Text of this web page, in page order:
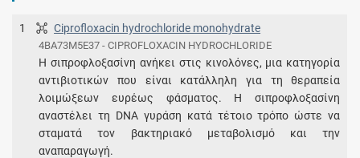
1 Ciprofloxacin hydrochloride monohydrate
4BA73M5E37 - CIPROFLOXACIN HYDROCHLORIDE
Η σιπροφλοξασίνη ανήκει στις κινολόνες, μια κατηγορία
αντιβιοτικών που είναι κατάλληλη για τη θεραπεία
λοιμώξεων ευρέως φάσματος. Η σιπροφλοξασίνη
αναστέλει τη DNA γυράση κατά τέτοιο τρόπο ώστε να
σταματά τον βακτηριακό μεταβολισμό και την
αναπαραγωγή.